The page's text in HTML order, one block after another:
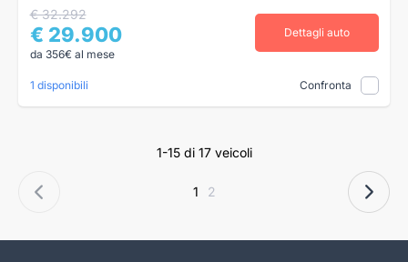
€ 32.292
€ 29.900
da 356€ al mese
Dettagli auto
1 disponibili Confronta
1-15 di 17 veicoli
1 2